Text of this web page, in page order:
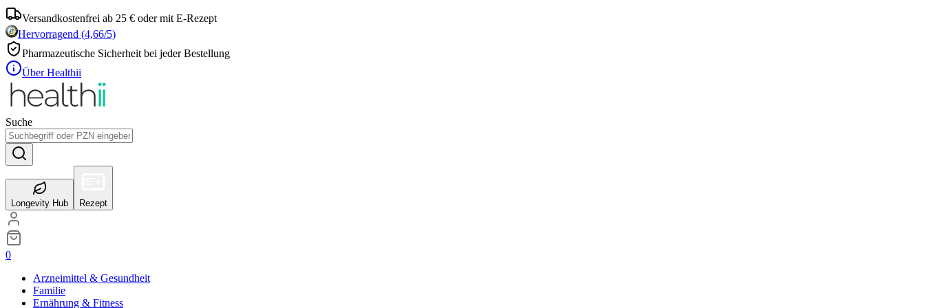
Versandkostenfrei ab 25 € oder mit E-Rezept
Hervorragend (4,66/5)
Pharmazeutische Sicherheit bei jeder Bestellung
Über Healthii
Suche
Longevity Hub Rezept
0
Arzneimittel & Gesundheit
Familie
Ernährung & Fitness